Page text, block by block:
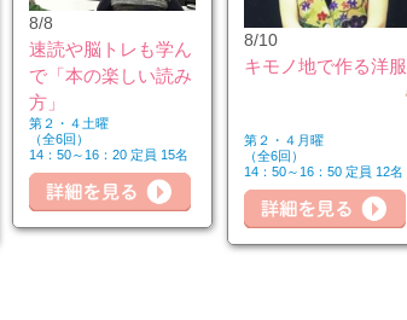
8/8
速読や脳トレも学ん
で「本の楽しい読み
方」
第２・４土曜
（全6回）
14：50～16：20 定員 15名
8/10
キモノ地で作る洋服
第２・４月曜
（全6回）
14：50～16：50 定員 12名
詳細を見る
詳細を見る